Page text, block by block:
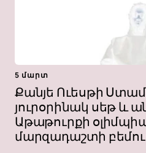
5 մարտ
Քանյե Ուեսթի
յուրօրինակ սեթ և
Աթաթուրքի
մարզադաշտի